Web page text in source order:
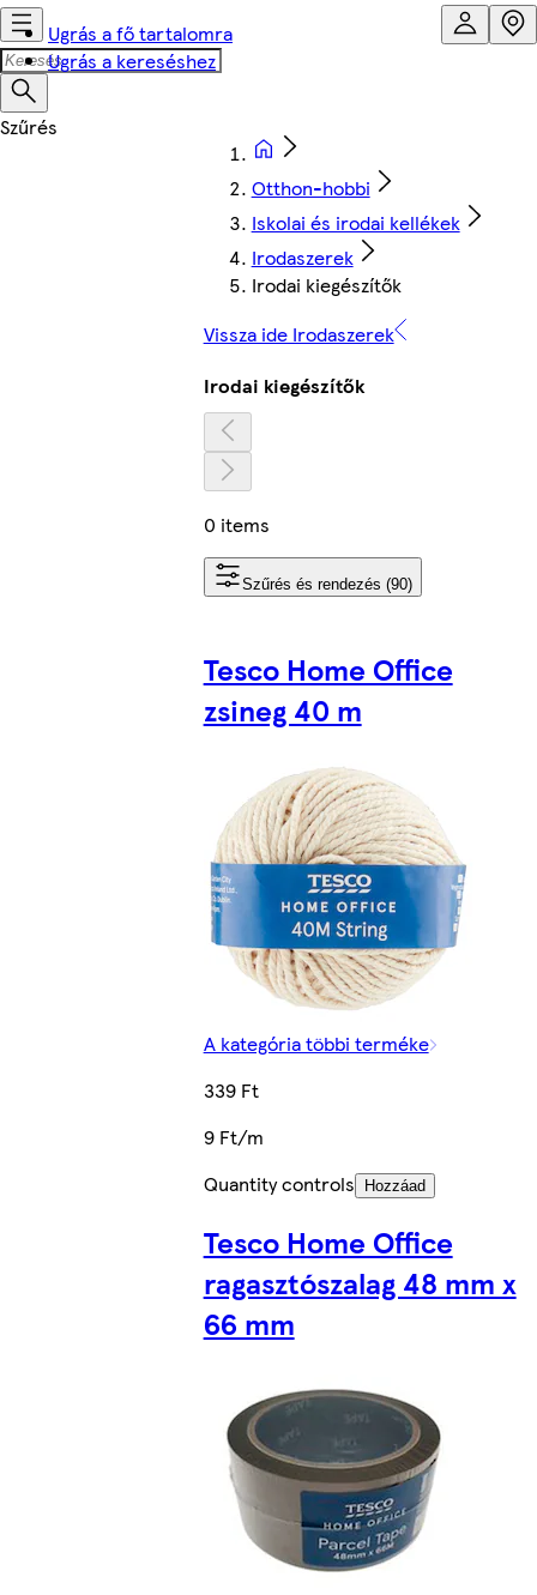
Ugrás a fő tartalomra
Ugrás a kereséshez
Otthon-hobbi
Iskolai és irodai kellékek
Irodaszerek
Irodai kiegészítők
Vissza ide Irodaszerek
Irodai kiegészítők
0 items
Szűrés és rendezés (90)
Tesco Home Office
zsineg 40 m
A kategória többi terméke
339 Ft
9 Ft/m
Quantity controls
Hozzáad
Tesco Home Office
ragasztószalag 48 mm x
66 mm